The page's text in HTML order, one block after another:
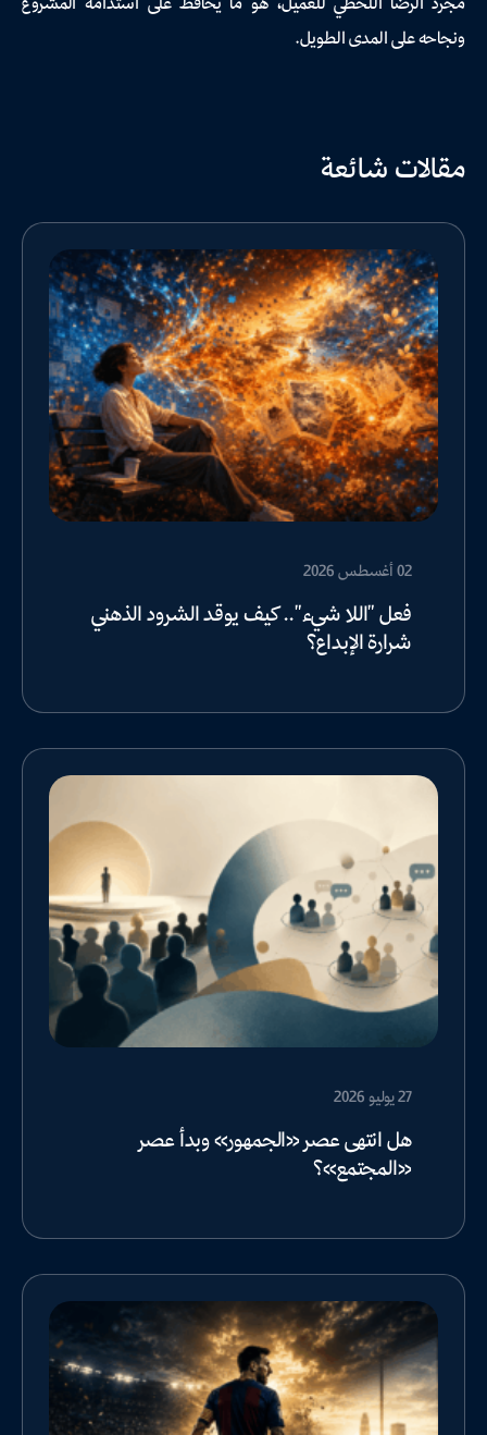
مجرد الرضا اللحظي للعميل، هو ما يحافظ على استدامة المشروع
ونجاحه على المدى الطويل.
مقالات شائعة
02 أغسطس 2026
فعل "اللا شيء".. كيف يوقد الشرود الذهني
شرارة الإبداع؟
27 يوليو 2026
هل انتهى عصر «الجمهور» وبدأ عصر
«المجتمع»؟